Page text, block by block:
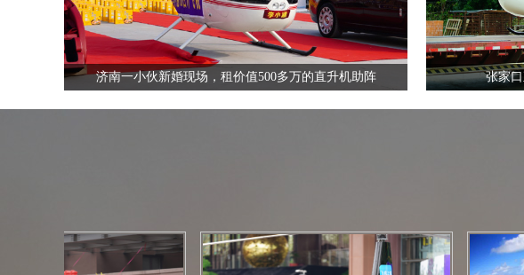
济南一小伙新婚现场，租价值500多万的直升机助阵 张家